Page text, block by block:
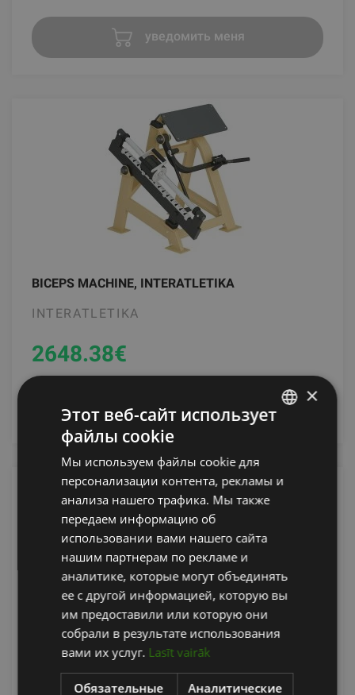
уведомить меня
BICEPS MACHINE, INTERATLETIKA
INTERATLETIKA
2648.38€
уведомить меня
IVE LAT PULLDOWN
×
Этот веб-сайт использует
файлы cookie
Мы используем файлы cookie для
персонализации контента, рекламы и
анализа нашего трафика. Мы также
передаем информацию об
использовании вами нашего сайта
нашим партнерам по рекламе и
аналитике, которые могут объединять
ее с другой информацией, которую вы
им предоставили или которую они
собрали в результате использования
вами их услуг. Lasīt vairāk
Обязательные Аналитические